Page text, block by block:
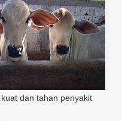
dan tahan penyakit